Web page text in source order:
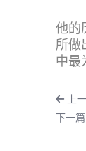
他的
所做
中最
上
下一篇